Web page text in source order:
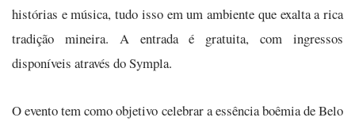
histórias e música, tudo isso em um ambiente que exalta a rica
tradição mineira. A entrada é gratuita, com ingressos
disponíveis através do Sympla.
O evento tem como objetivo celebrar a essência boêmia de Belo